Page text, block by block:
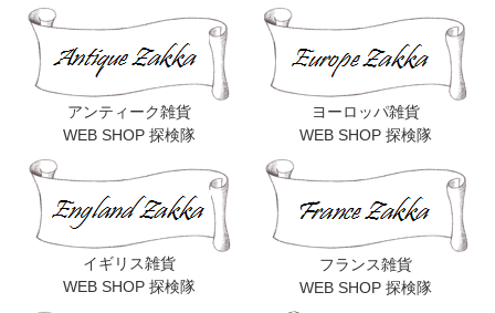
アンティーク雑貨
WEB SHOP 探検隊
ヨーロッパ雑貨
WEB SHOP 探検隊
イギリス雑貨
WEB SHOP 探検隊
フランス雑貨
WEB SHOP 探検隊